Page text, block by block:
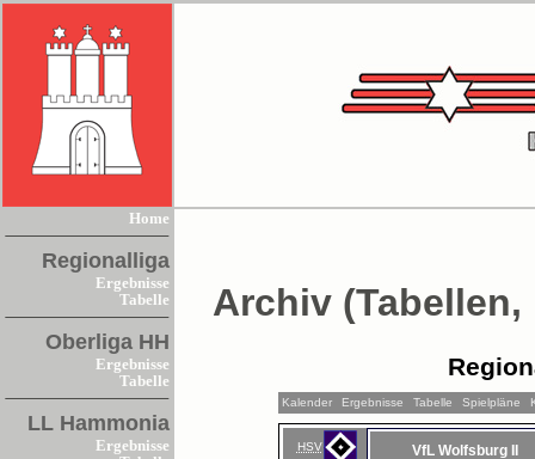
Home
Regionalliga
Ergebnisse
Tabelle
Oberliga HH
Ergebnisse
Tabelle
LL Hammonia
Ergebnisse
Archiv
Kalender Ergebnisse Tabelle Spielpläne
HSV VfL Wolfsburg II